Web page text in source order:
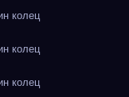
колец
колец
колец